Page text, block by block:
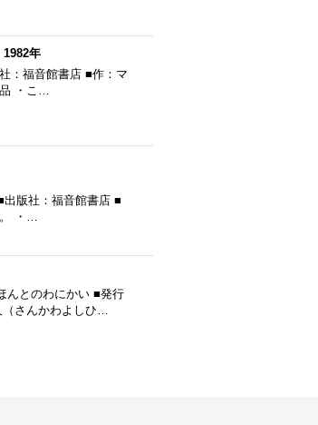
1982年
：福音館書店 ■作：マ
品 ・こ…
版社：福音館書店 ■
。 ・…
んとのわにかい ■発行
さんかわよしひ…